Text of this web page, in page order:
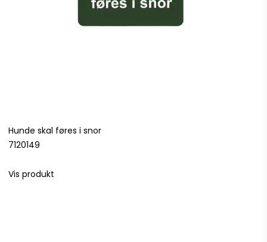
Hunde skal føres i snor
7120149
Vis produkt